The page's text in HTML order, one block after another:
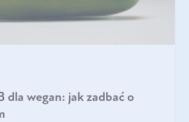
dla wegan: jak zadbać o